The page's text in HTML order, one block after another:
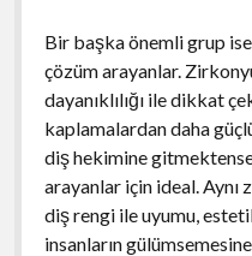
Bir başka önemli grup
çözüm arayanlar.
dayanıklılığı ile dikkat
kaplamalardan daha
diş hekimine
arayanlar için ideal. Aynı
diş rengi ile uyumu,
insanların